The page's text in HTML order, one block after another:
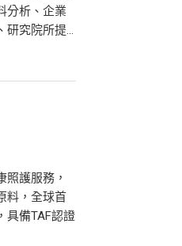
分析、企業
研究院所提...
護服務，
料，全球首
具備TAF認證